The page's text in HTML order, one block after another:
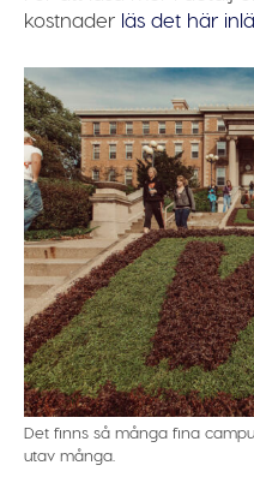
kostnader läs det här
Det finns så många fina
utav många.